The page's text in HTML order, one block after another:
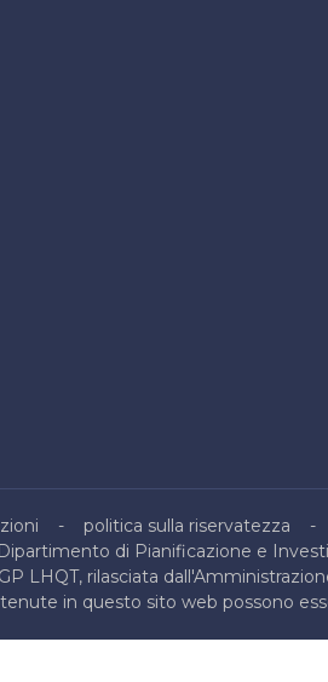
politica sulla riservatezza
di Pianificazione e
LHQT, rilasciata
in questo sito web possono